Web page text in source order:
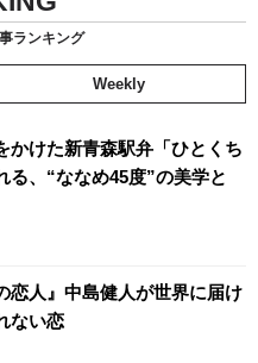
ランキング
Weekly
かけた新青森駅弁「ひとくち
る、“ななめ45度”の美学と
恋人』中島健人が世界に届け
ない恋